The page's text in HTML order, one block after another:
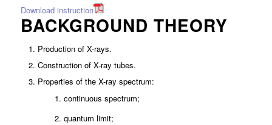
Download instruction
BACKGROUND THEORY
Production of X-rays.
Construction of X-ray tubes.
Properties of the X-ray spectrum:
continuous spectrum;
quantum limit;